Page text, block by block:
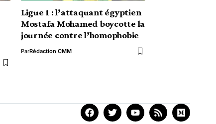
Ligue 1 : l’attaquant égyptien
Mostafa Mohamed boycotte la
journée contre l’homophobie
ParRédaction CMM